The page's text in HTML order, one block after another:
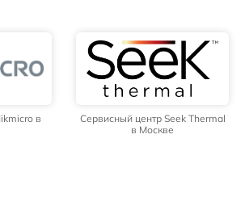
в
Сервисный центр Seek Thermal
в Москве